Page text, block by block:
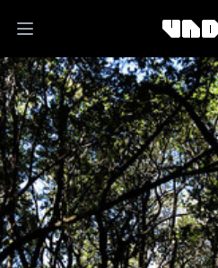
Open main menu